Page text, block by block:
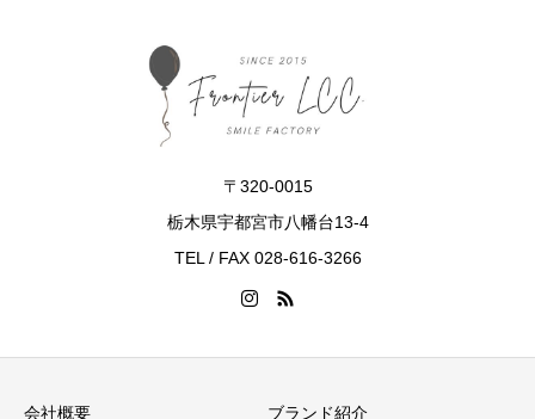
お客さまの同意がある場合
お客さまが希望されるサービスを行なう
ために当社が業務を委託する業者に対し
て開示する場合
〒320-0015
栃木県宇都宮市八幡台13-4
TEL / FAX 028-616-3266
会社概要 ブランド紹介